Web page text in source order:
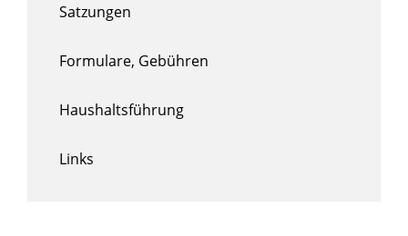
Satzungen
Formulare, Gebühren
Haushaltsführung
Links